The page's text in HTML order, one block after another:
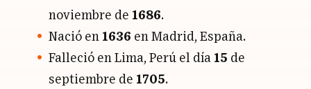
noviembre de 1686.
Nació en 1636 en Madrid, España.
Falleció en Lima, Perú el día 15 de
septiembre de 1705.